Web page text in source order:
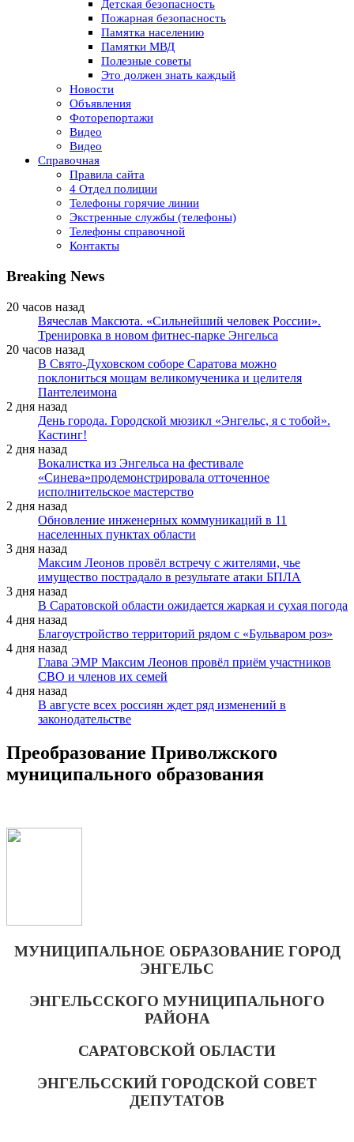
Детская безопасность
Пожарная безопасность
Памятка населению
Памятки МВД
Полезные советы
Это должен знать каждый
Новости
Объявления
Фоторепортажи
Видео
Видео
Справочная
Правила сайта
4 Отдел полиции
Телефоны горячие линии
Экстренные службы (телефоны)
Телефоны справочной
Контакты
Breaking News
20 часов назад
Вячеслав Максюта. «Сильнейший человек России».
Тренировка в новом фитнес-парке Энгельса
20 часов назад
В Свято-Духовском соборе Саратова можно
поклониться мощам великомученика и целителя
Пантелеимона
2 дня назад
День города. Городской мюзикл «Энгельс, я с тобой».
Кастинг!
2 дня назад
Вокалистка из Энгельса на фестивале
«Синева»продемонстрировала отточенное
исполнительское мастерство
2 дня назад
Обновление инженерных коммуникаций в 11
населенных пунктах области
3 дня назад
Максим Леонов провёл встречу с жителями, чье
имущество пострадало в результате атаки БПЛА
3 дня назад
В Саратовской области ожидается жаркая и сухая погода
4 дня назад
Благоустройство территорий рядом с «Бульваром роз»
4 дня назад
Глава ЭМР Максим Леонов провёл приём участников
СВО и членов их семей
4 дня назад
В августе всех россиян ждет ряд изменений в
законодательстве
Преобразование Приволжского
муниципального образования
МУНИЦИПАЛЬНОЕ ОБРАЗОВАНИЕ ГОРОД
ЭНГЕЛЬС
ЭНГЕЛЬССКОГО МУНИЦИПАЛЬНОГО
РАЙОНА
САРАТОВСКОЙ ОБЛАСТИ
ЭНГЕЛЬССКИЙ ГОРОДСКОЙ СОВЕТ
ДЕПУТАТОВ